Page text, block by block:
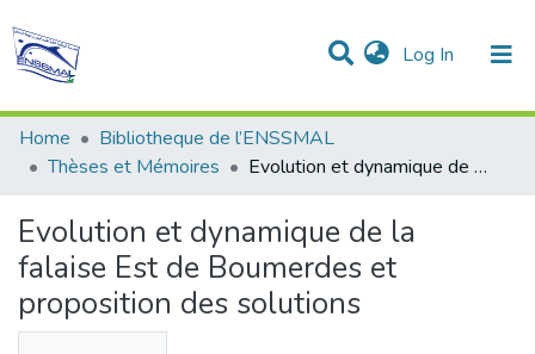
Log In (current)
Statistics
Communities & Collections
All of DSpace
Home
Bibliotheque de l’ENSSMAL
Thèses et Mémoires
Evolution et dynamique de la falaise Est de Boumerdes et proposition des solutions
Evolution et dynamique de la
falaise Est de Boumerdes et
proposition des solutions